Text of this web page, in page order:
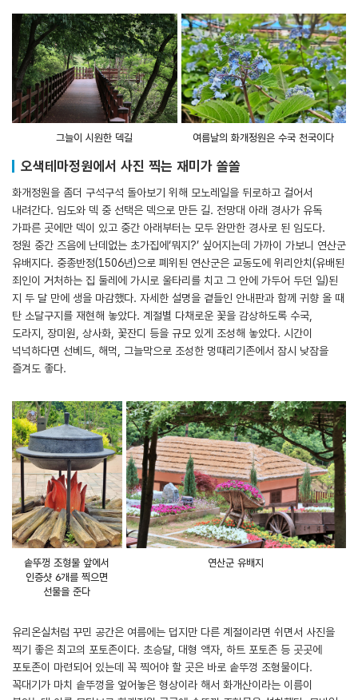
그늘이 시원한 덱길 여름날의 화개정원은 수국 천국이다
오색테마정원에서 사진 찍는 재미가 쏠쏠
화개정원을 좀더 구석구석 돌아보기 위해 모노레일을 뒤로하고 걸어서
내려간다. 임도와 덱 중 선택은 덱으로 만든 길. 전망대 아래 경사가 유독
가파른 곳에만 덱이 있고 중간 아래부터는 모두 완만한 경사로 된 임도다.
정원 중간 즈음에 난데없는 초가집에‘뭐지?’ 싶어지는데 가까이 가보니 연산군
유배지다. 중종반정(1506년)으로 폐위된 연산군은 교동도에 위리안치(유배된
죄인이 거처하는 집 둘레에 가시로 울타리를 치고 그 안에 가두어 두던 일)된
지 두 달 만에 생을 마감했다. 자세한 설명을 곁들인 안내판과 함께 귀향 올 때
탄 소달구지를 재현해 놓았다. 계절별 다채로운 꽃을 감상하도록 수국,
도라지, 장미원, 상사화, 꽃잔디 등을 규모 있게 조성해 놓았다. 시간이
넉넉하다면 선베드, 해먹, 그늘막으로 조성한 멍때리기존에서 잠시 낮잠을
즐겨도 좋다.
솥뚜껑 조형물 앞에서
인증샷 6개를 찍으면
선물을 준다
연산군 유배지
유리온실처럼 꾸민 공간은 여름에는 덥지만 다른 계절이라면 쉬면서 사진을
찍기 좋은 최고의 포토존이다. 초승달, 대형 액자, 하트 포토존 등 곳곳에
포토존이 마련되어 있는데 꼭 찍어야 할 곳은 바로 솥뚜껑 조형물이다.
꼭대기가 마치 솥뚜껑을 엎어놓은 형상이라 해서 화개산이라는 이름이